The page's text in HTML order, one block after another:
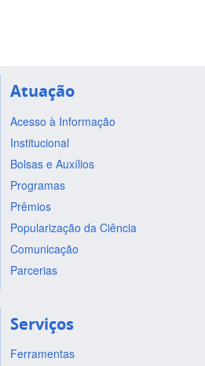
Atuação
Acesso à Informação
Institucional
Bolsas e Auxílios
Programas
Prêmios
Popularização da Ciência
Comunicação
Parcerias
Serviços
Ferramentas